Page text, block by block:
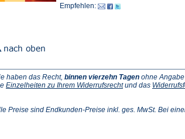
Empfehlen:
haben das Recht, binnen vierzehn Tagen ohne
Einzelheiten zu Ihrem Widerrufsrecht(Öffnet
neuen
und das
Preise sind Endkunden-Preise inkl. ges. MwSt. Bei